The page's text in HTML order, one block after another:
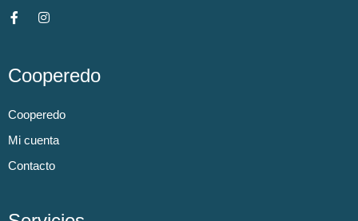
Cooperedo
Cooperedo
Mi cuenta
Contacto